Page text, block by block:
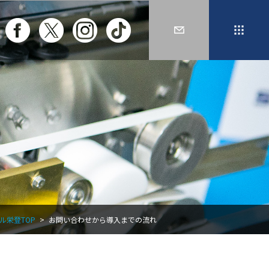
栄登TOP お問い合わせから導入までの流れ